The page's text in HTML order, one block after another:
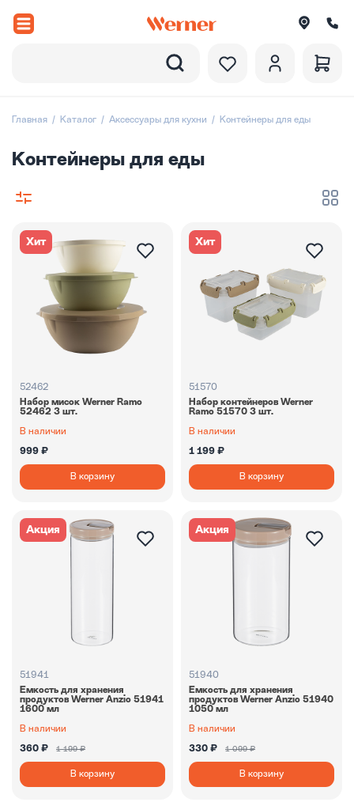
и ковши
посуды
Главная Каталог Аксессуары для кухни Контейнеры для еды
Контейнеры для еды
Хит
52462
Набор мисок Werner Ramo
52462 3 шт.
В наличии
999 ₽
В корзину
Хит
51570
Набор контейнеров Werner
Ramo 51570 3 шт.
В наличии
1 199 ₽
В корзину
Акция
51941
Емкость для хранения
продуктов Werner Anzio 51941
1600 мл
В наличии
360 ₽ 1 199 ₽
В корзину
Акция
51940
Емкость для хранения
продуктов Werner Anzio 51940
1050 мл
В наличии
330 ₽ 1 099 ₽
В корзину